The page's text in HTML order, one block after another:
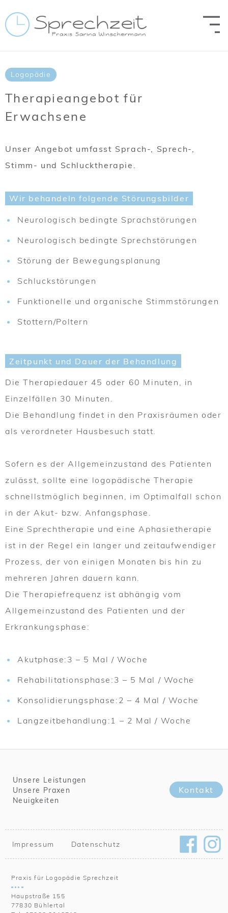
Logopädie
Therapieangebot für
Erwachsene
Unser Angebot umfasst Sprach-, Sprech-,
Stimm- und Schlucktherapie.
Wir behandeln folgende Störungsbilder
Neurologisch bedingte Sprachstörungen
Neurologisch bedingte Sprechstörungen
Störung der Bewegungsplanung
Schluckstörungen
Funktionelle und organische Stimmstörungen
Stottern/Poltern
Zeitpunkt und Dauer der Behandlung
Die Therapiedauer 45 oder 60 Minuten, in
Einzelfällen 30 Minuten.
Die Behandlung findet in den Praxisräumen oder
als verordneter Hausbesuch statt.
Sofern es der Allgemeinzustand des Patienten
zulässt, sollte eine logopädische Therapie
schnellstmöglich beginnen, im Optimalfall schon
in der Akut- bzw. Anfangsphase.
Eine Sprechtherapie und eine Aphasietherapie
ist in der Regel ein langer und zeitaufwendiger
Prozess, der von einigen Monaten bis hin zu
mehreren Jahren dauern kann.
Die Therapiefrequenz ist abhängig vom
Allgemeinzustand des Patienten und der
Erkrankungsphase:
Akutphase: 3 – 5 Mal / Woche
Rehabilitationsphase: 3 – 5 Mal / Woche
Konsolidierungsphase: 2 – 4 Mal / Woche
Langzeitbehandlung: 1 – 2 Mal / Woche
Unsere Leistungen
Unsere Praxen
Neuigkeiten
Kontakt
Impressum Datenschutz
Praxis für Logopädie Sprechzeit
Haupstraße 155
77830 Bühlertal